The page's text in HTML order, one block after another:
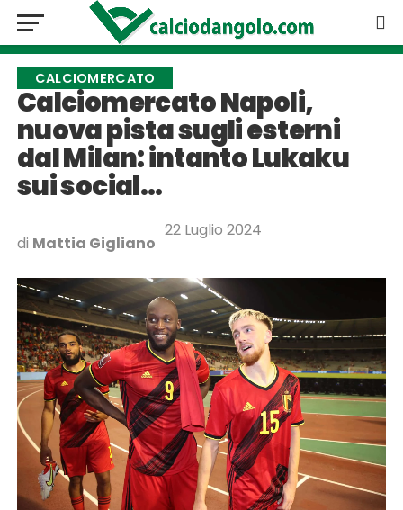
CALCIOMERCATO
Calciomercato Napoli,
nuova pista sugli esterni
dal Milan: intanto Lukaku
sui social…
di Mattia Gigliano
22 Luglio 2024